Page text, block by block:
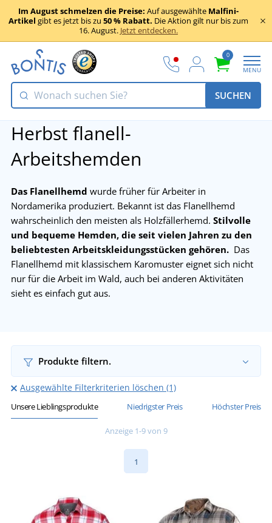
Im August schmelzen die Preise: Auf ausgewählte Malfini-
Artikel gibt es jetzt bis zu 50 % Rabatt. Die Aktion gilt nur bis zum
16. August. Jetzt entdecken.
0
MENU
SUCHEN
Herbst flanell-
Arbeitshemden
Das Flanellhemd wurde früher für Arbeiter in
Nordamerika produziert. Bekannt ist das Flanellhemd
wahrscheinlich den meisten als Holzfällerhemd. Stilvolle
und bequeme Hemden, die seit vielen Jahren zu den
beliebtesten Arbeitskleidungsstücken gehören. Das
Flanellhemd mit klassischem Karomuster eignet sich nicht
nur für die Arbeit im Wald, auch bei anderen Aktivitäten
sieht es einfach gut aus.
Produkte filtern.
Ausgewählte Filterkriterien löschen (1)
Unsere Lieblingsprodukte Niedrigster Preis Höchster Preis
Anzeige 1-9 von 9
1